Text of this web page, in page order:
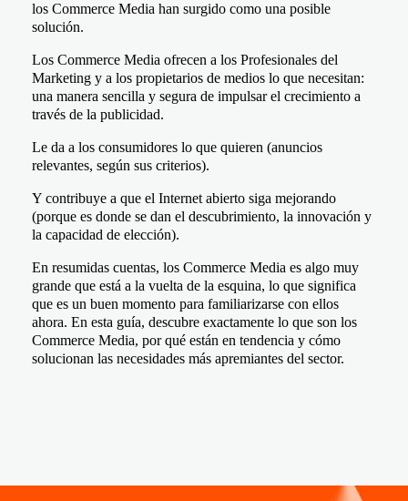
los Commerce Media han surgido como una posible
solución.
Los Commerce Media ofrecen a los Profesionales del
Marketing y a los propietarios de medios lo que necesitan:
una manera sencilla y segura de impulsar el crecimiento a
través de la publicidad.
Le da a los consumidores lo que quieren (anuncios
relevantes, según sus criterios).
Y contribuye a que el Internet abierto siga mejorando
(porque es donde se dan el descubrimiento, la innovación y
la capacidad de elección).
En resumidas cuentas, los Commerce Media es algo muy
grande que está a la vuelta de la esquina, lo que significa
que es un buen momento para familiarizarse con ellos
ahora. En esta guía, descubre exactamente lo que son los
Commerce Media, por qué están en tendencia y cómo
solucionan las necesidades más apremiantes del sector.